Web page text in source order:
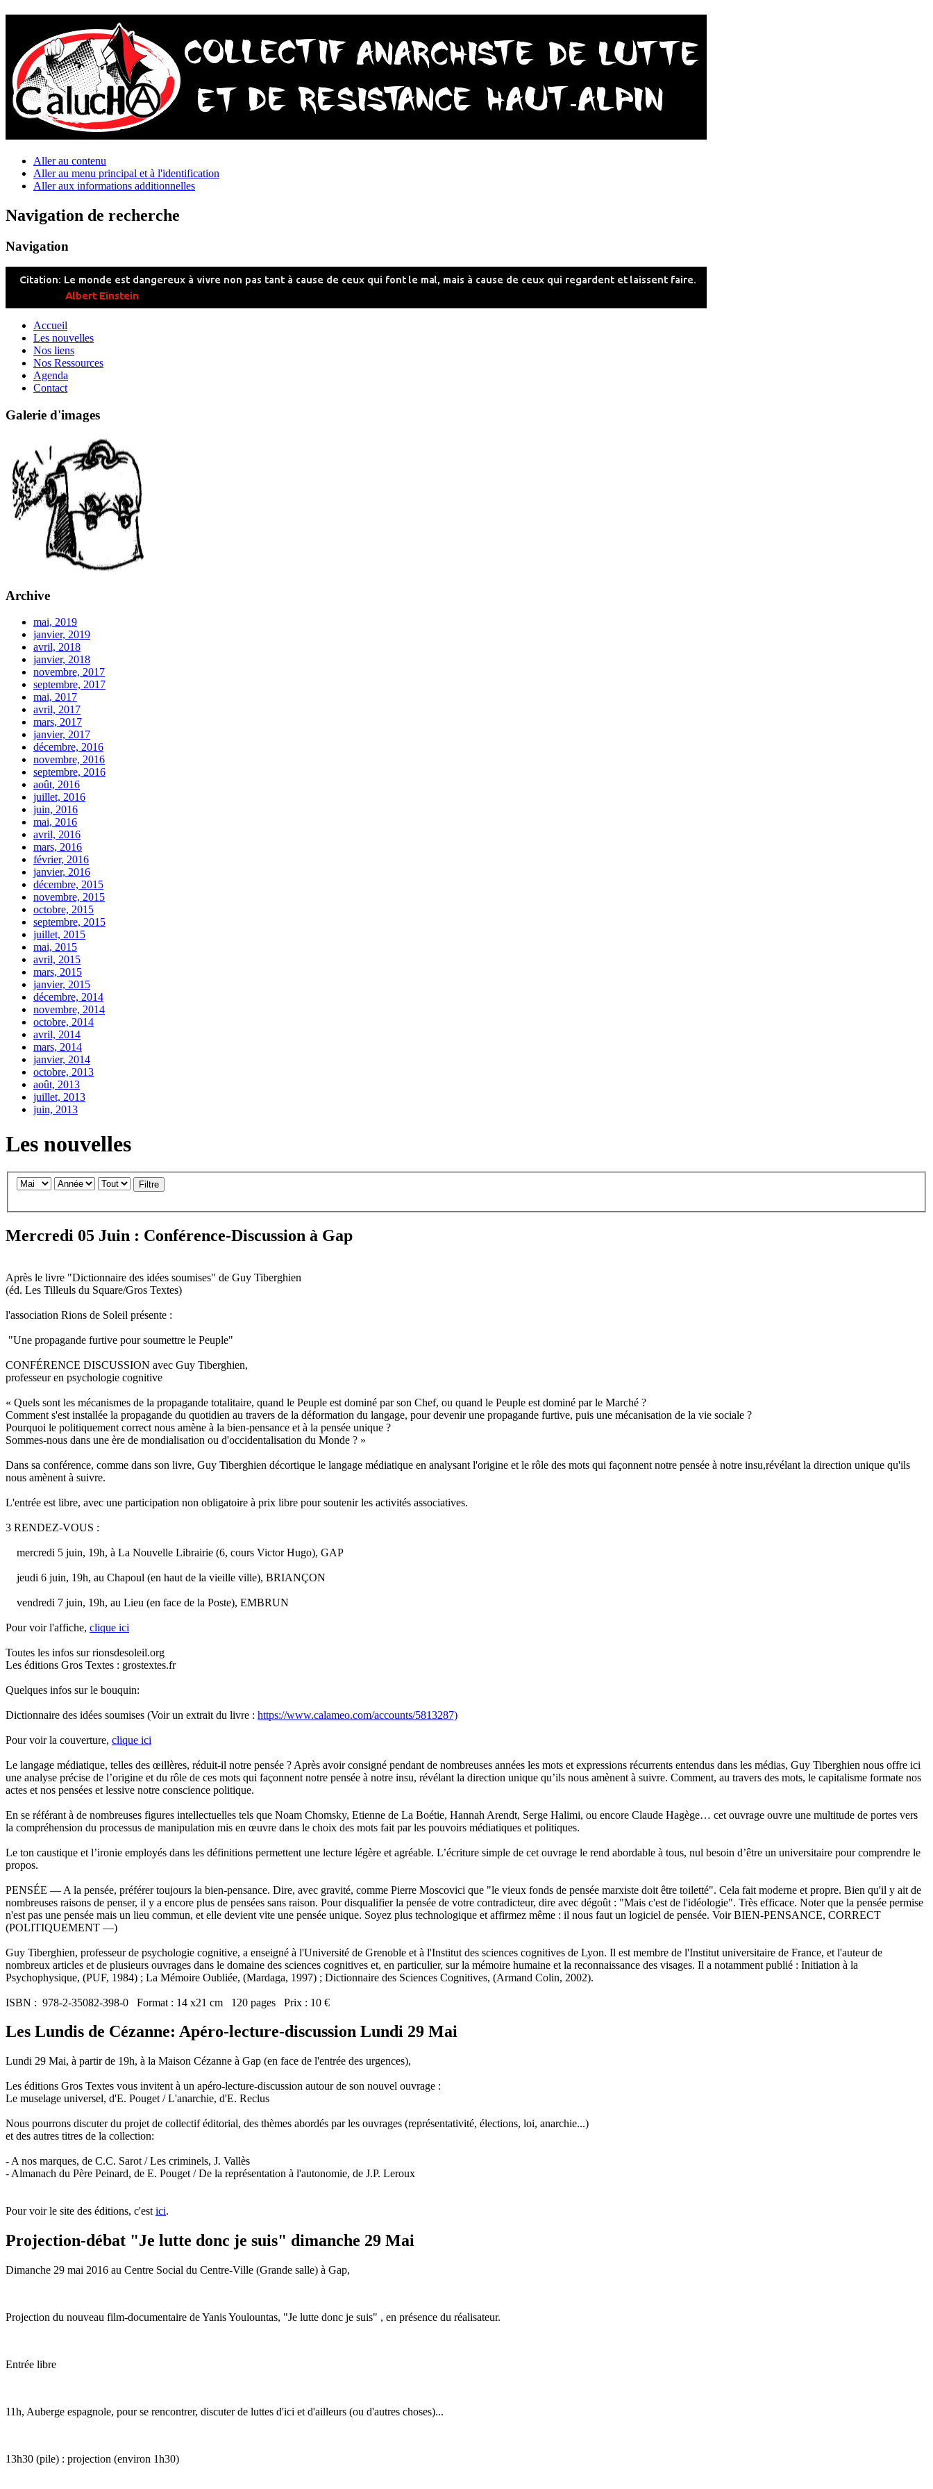
Aller au contenu
Aller au menu principal et à l'identification
Aller aux informations additionnelles
Navigation de recherche
Navigation
Accueil
Les nouvelles
Nos liens
Nos Ressources
Agenda
Contact
Galerie d'images
Archive
mai, 2019
janvier, 2019
avril, 2018
janvier, 2018
novembre, 2017
septembre, 2017
mai, 2017
avril, 2017
mars, 2017
janvier, 2017
décembre, 2016
novembre, 2016
septembre, 2016
août, 2016
juillet, 2016
juin, 2016
mai, 2016
avril, 2016
mars, 2016
février, 2016
janvier, 2016
décembre, 2015
novembre, 2015
octobre, 2015
septembre, 2015
juillet, 2015
mai, 2015
avril, 2015
mars, 2015
janvier, 2015
décembre, 2014
novembre, 2014
octobre, 2014
avril, 2014
mars, 2014
janvier, 2014
octobre, 2013
août, 2013
juillet, 2013
juin, 2013
Les nouvelles
Filtre
Mercredi 05 Juin : Conférence-Discussion à Gap
Après le livre "Dictionnaire des idées soumises" de Guy Tiberghien
(éd. Les Tilleuls du Square/Gros Textes)
l'association Rions de Soleil présente :
"Une propagande furtive pour soumettre le Peuple"
CONFÉRENCE DISCUSSION avec Guy Tiberghien,
professeur en psychologie cognitive
« Quels sont les mécanismes de la propagande totalitaire, quand le Peuple est dominé par son Chef, ou quand le Peuple est dominé par le Marché ?
Comment s'est installée la propagande du quotidien au travers de la déformation du langage, pour devenir une propagande furtive, puis une mécanisation de la vie sociale ?
Pourquoi le politiquement correct nous amène à la bien-pensance et à la pensée unique ?
Sommes-nous dans une ère de mondialisation ou d'occidentalisation du Monde ? »
Dans sa conférence, comme dans son livre, Guy Tiberghien décortique le langage médiatique en analysant l'origine et le rôle des mots qui façonnent notre pensée à notre insu,révélant la direction unique qu'ils
nous amènent à suivre.
L'entrée est libre, avec une participation non obligatoire à prix libre pour soutenir les activités associatives.
3 RENDEZ-VOUS :
mercredi 5 juin, 19h, à La Nouvelle Librairie (6, cours Victor Hugo), GAP
jeudi 6 juin, 19h, au Chapoul (en haut de la vieille ville), BRIANÇON
vendredi 7 juin, 19h, au Lieu (en face de la Poste), EMBRUN
Pour voir l'affiche, clique ici
Toutes les infos sur rionsdesoleil.org
Les éditions Gros Textes : grostextes.fr
Quelques infos sur le bouquin:
Dictionnaire des idées soumises (Voir un extrait du livre : https://www.calameo.com/accounts/5813287)
Pour voir la couverture, clique ici
Le langage médiatique, telles des œillères, réduit-il notre pensée ? Après avoir consigné pendant de nombreuses années les mots et expressions récurrents entendus dans les médias, Guy Tiberghien nous offre ici
une analyse précise de l’origine et du rôle de ces mots qui façonnent notre pensée à notre insu, révélant la direction unique qu’ils nous amènent à suivre. Comment, au travers des mots, le capitalisme formate nos
actes et nos pensées et lessive notre conscience politique.
En se référant à de nombreuses figures intellectuelles tels que Noam Chomsky, Etienne de La Boétie, Hannah Arendt, Serge Halimi, ou encore Claude Hagège… cet ouvrage ouvre une multitude de portes vers
la compréhension du processus de manipulation mis en œuvre dans le choix des mots fait par les pouvoirs médiatiques et politiques.
Le ton caustique et l’ironie employés dans les définitions permettent une lecture légère et agréable. L’écriture simple de cet ouvrage le rend abordable à tous, nul besoin d’être un universitaire pour comprendre le
propos.
PENSÉE — A la pensée, préférer toujours la bien-pensance. Dire, avec gravité, comme Pierre Moscovici que "le vieux fonds de pensée marxiste doit être toiletté". Cela fait moderne et propre. Bien qu'il y ait de
nombreuses raisons de penser, il y a encore plus de pensées sans raison. Pour disqualifier la pensée de votre contradicteur, dire avec dégoût : "Mais c'est de l'idéologie". Très efficace. Noter que la pensée permise
n'est pas une pensée mais un lieu commun, et elle devient vite une pensée unique. Soyez plus technologique et affirmez même : il nous faut un logiciel de pensée. Voir BIEN-PENSANCE, CORRECT
(POLITIQUEMENT —)
Guy Tiberghien, professeur de psychologie cognitive, a enseigné à l'Université de Grenoble et à l'Institut des sciences cognitives de Lyon. Il est membre de l'Institut universitaire de France, et l'auteur de
nombreux articles et de plusieurs ouvrages dans le domaine des sciences cognitives et, en particulier, sur la mémoire humaine et la reconnaissance des visages. Il a notamment publié : Initiation à la
Psychophysique, (PUF, 1984) ; La Mémoire Oubliée, (Mardaga, 1997) ; Dictionnaire des Sciences Cognitives, (Armand Colin, 2002).
ISBN : 978-2-35082-398-0 Format : 14 x21 cm 120 pages Prix : 10 €
Les Lundis de Cézanne: Apéro-lecture-discussion Lundi 29 Mai
Lundi 29 Mai, à partir de 19h, à la Maison Cézanne à Gap (en face de l'entrée des urgences),
Les éditions Gros Textes vous invitent à un apéro-lecture-discussion autour de son nouvel ouvrage :
Le muselage universel, d'E. Pouget / L'anarchie, d'E. Reclus
Nous pourrons discuter du projet de collectif éditorial, des thèmes abordés par les ouvrages (représentativité, élections, loi, anarchie...)
et des autres titres de la collection:
- A nos marques, de C.C. Sarot / Les criminels, J. Vallès
- Almanach du Père Peinard, de E. Pouget / De la représentation à l'autonomie, de J.P. Leroux
Pour voir le site des éditions, c'est ici.
Projection-débat "Je lutte donc je suis" dimanche 29 Mai
Dimanche 29 mai 2016 au Centre Social du Centre-Ville (Grande salle) à Gap,
Projection du nouveau film-documentaire de Yanis Youlountas, "Je lutte donc je suis" , en présence du réalisateur.
Entrée libre
11h, Auberge espagnole, pour se rencontrer, discuter de luttes d'ici et d'ailleurs (ou d'autres choses)...
13h30 (pile) : projection (environ 1h30)